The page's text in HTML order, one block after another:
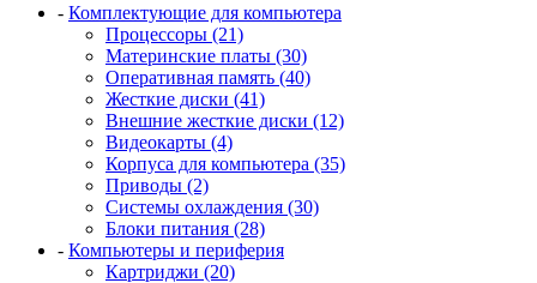
- Комплектующие для компьютера
Процессоры (21)
Материнские платы (30)
Оперативная память (40)
Жесткие диски (41)
Внешние жесткие диски (12)
Видеокарты (4)
Корпуса для компьютера (35)
Приводы (2)
Системы охлаждения (30)
Блоки питания (28)
- Компьютеры и периферия
Картриджи (20)